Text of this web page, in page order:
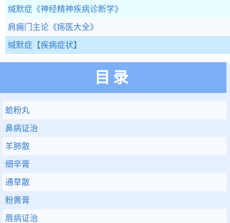
缄默症 《神经精神疾病诊断学》
肩痈门主论 《疡医大全》
缄默症 【疾病症状】
目录
蛤粉丸
鼻病证治
羊肺散
细辛膏
通草散
粉黄膏
唇病证治